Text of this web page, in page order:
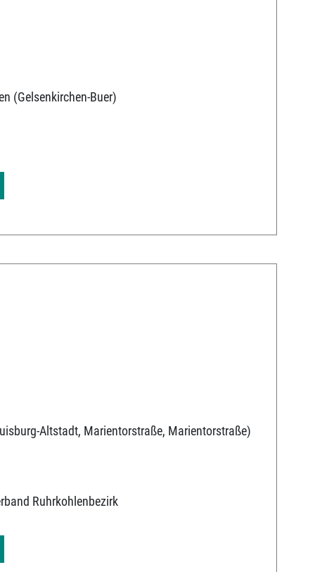
(Gelsenkirchen-Buer)
Altstadt, Marientorstraße, Marientorstraße)
Ruhrkohlenbezirk